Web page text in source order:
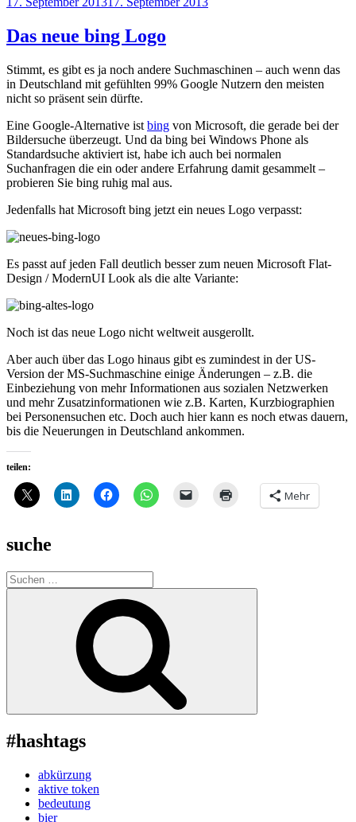
Das neue bing Logo
Stimmt, es gibt es ja noch andere Suchmaschinen – auch wenn das
in Deutschland mit gefühlten 99% Google Nutzern den meisten
nicht so präsent sein dürfte.
Eine Google-Alternative ist bing von Microsoft, die gerade bei der
Bildersuche überzeugt. Und da bing bei Windows Phone als
Standardsuche aktiviert ist, habe ich auch bei normalen
Suchanfragen die ein oder andere Erfahrung damit gesammelt –
probieren Sie bing ruhig mal aus.
Jedenfalls hat Microsoft bing jetzt ein neues Logo verpasst:
Es passt auf jeden Fall deutlich besser zum neuen Microsoft Flat-
Design / ModernUI Look als die alte Variante:
Noch ist das neue Logo nicht weltweit ausgerollt.
Aber auch über das Logo hinaus gibt es zumindest in der US-
Version der MS-Suchmaschine einige Änderungen – z.B. die
Einbeziehung von mehr Informationen aus sozialen Netzwerken
und mehr Zusatzinformationen wie z.B. Karten, Kurzbiographien
bei Personensuchen etc. Doch auch hier kann es noch etwas dauern,
bis die Neuerungen in Deutschland ankommen.
teilen:
Mehr
suche
Suche
nach:
#hashtags
abkürzung
aktive token
bedeutung
bier